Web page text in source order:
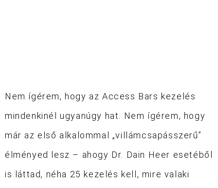
Nem ígérem, hogy az Access Bars kezelés
mindenkinél ugyanúgy hat. Nem ígérem, hogy
már az első alkalommal „villámcsapásszerű”
élményed lesz – ahogy Dr. Dain Heer esetéből
is láttad, néha 25 kezelés kell, mire valaki